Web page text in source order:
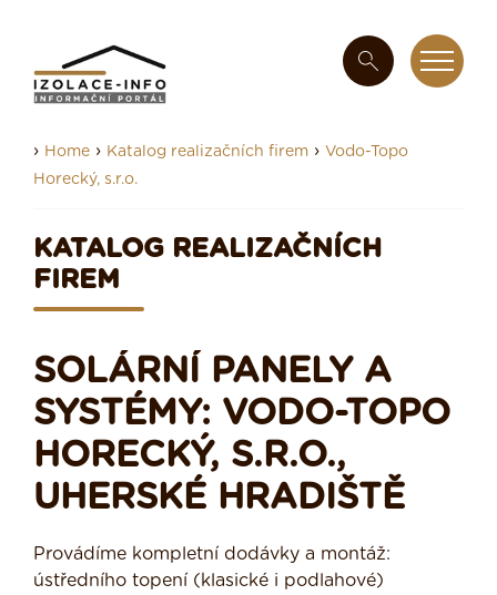
› Home › Katalog realizačních firem › Vodo-Topo
Horecký, s.r.o.
KATALOG REALIZAČNÍCH
FIREM
SOLÁRNÍ PANELY A
SYSTÉMY: VODO-TOPO
HORECKÝ, S.R.O.,
UHERSKÉ HRADIŠTĚ
Provádíme kompletní dodávky a montáž:
ústředního topení (klasické i podlahové)